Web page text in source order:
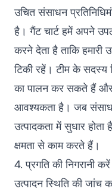
उचित संसाधन
है। गैंट चार्ट हमें अपने
करने देता है ताकि हमारी
टिकी रहें। टीम के सदस्य
का पालन कर सकते हैं और
आवश्यकता है। जब
उत्पादकता में सुधार
क्षमता से काम करते हैं।
4. प्रगति की निगरानी
उत्पादन स्थिति की जांच